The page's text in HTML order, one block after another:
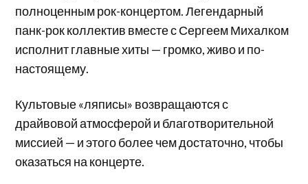
полноценным рок-концертом. Легендарный
панк-рок коллектив вместе с Сергеем Михалком
исполнит главные хиты — громко, живо и по-
настоящему.
Культовые «ляписы» возвращаются с
драйвовой атмосферой и благотворительной
миссией — и этого более чем достаточно, чтобы
оказаться на концерте.